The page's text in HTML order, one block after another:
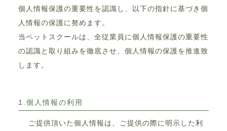
個人情報保護の重要性を認識し、以下の指針に基づき個
人情報の保護に努めます。
当ペットスクールは、全従業員に個人情報保護の重要性
の認識と取り組みを徹底させ、個人情報の保護を推進致
します。
1.個人情報の利用
ご提供頂いた個人情報は、ご提供の際に明示した利